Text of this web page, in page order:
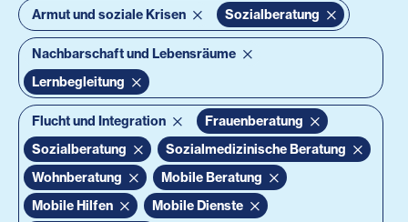
Armut und soziale Krisen Sozialberatung
Nachbarschaft und Lebensräume
Lernbegleitung
Flucht und Integration
Frauenberatung
Sozialberatung
Sozialmedizinische Beratung
Wohnberatung
Mobile Beratung
Mobile Hilfen
Mobile Dienste